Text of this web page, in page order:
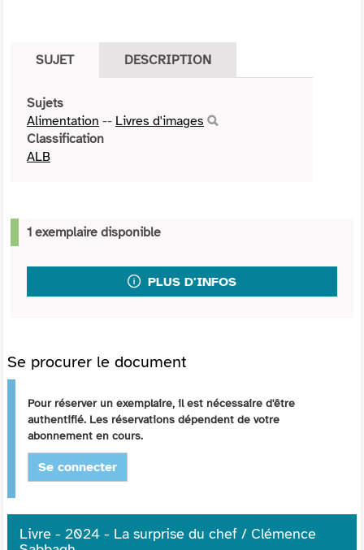
SUJET DESCRIPTION
Sujets
Alimentation -- Livres d'images
Classification
ALB
1 exemplaire disponible
PLUS D'INFOS
Se procurer le document
Pour réserver un exemplaire, il est nécessaire d'être
authentifié. Les réservations dépendent de votre
abonnement en cours.
Se connecter
Livre - 2024 - La surprise du chef / Clémence